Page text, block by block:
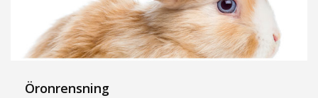
Öronrensning